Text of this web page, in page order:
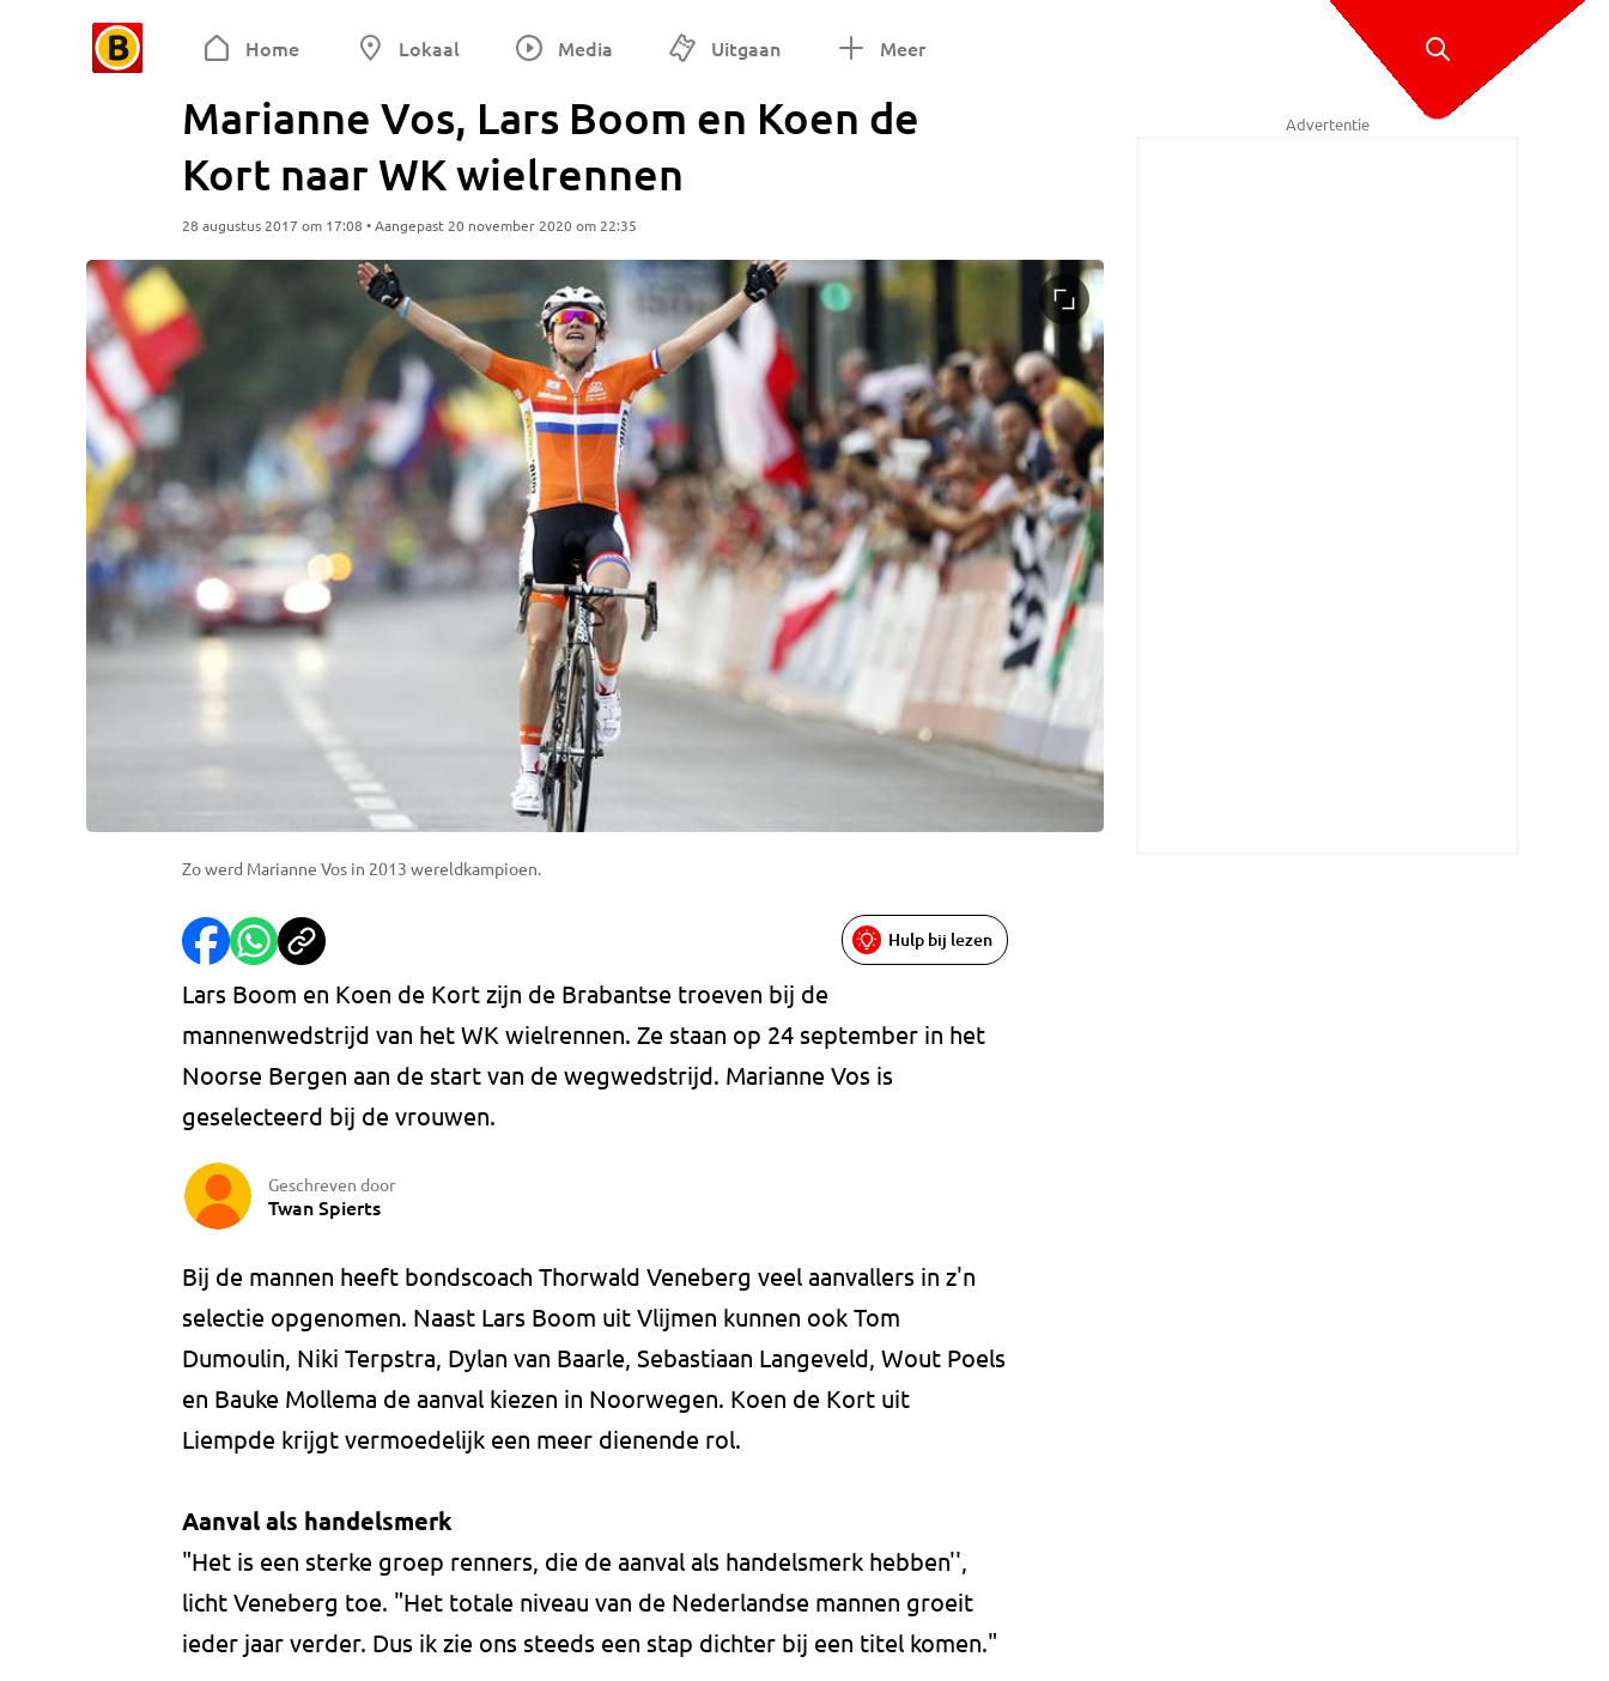
Home Lokaal Media Uitgaan Meer
Marianne Vos, Lars Boom en Koen de
Kort naar WK wielrennen
28 augustus 2017 om 17:08 • Aangepast 20 november 2020 om 22:35
Zo werd Marianne Vos in 2013 wereldkampioen.
Hulp bij lezen
Lars Boom en Koen de Kort zijn de Brabantse troeven bij de
mannenwedstrijd van het WK wielrennen. Ze staan op 24 september in het
Noorse Bergen aan de start van de wegwedstrijd. Marianne Vos is
geselecteerd bij de vrouwen.
Geschreven door
Twan Spierts
Bij de mannen heeft bondscoach Thorwald Veneberg veel aanvallers in z'n
selectie opgenomen. Naast Lars Boom uit Vlijmen kunnen ook Tom
Dumoulin, Niki Terpstra, Dylan van Baarle, Sebastiaan Langeveld, Wout Poels
en Bauke Mollema de aanval kiezen in Noorwegen. Koen de Kort uit
Liempde krijgt vermoedelijk een meer dienende rol.
Aanval als handelsmerk
"Het is een sterke groep renners, die de aanval als handelsmerk hebben'',
licht Veneberg toe. "Het totale niveau van de Nederlandse mannen groeit
ieder jaar verder. Dus ik zie ons steeds een stap dichter bij een titel komen."
Advertentie